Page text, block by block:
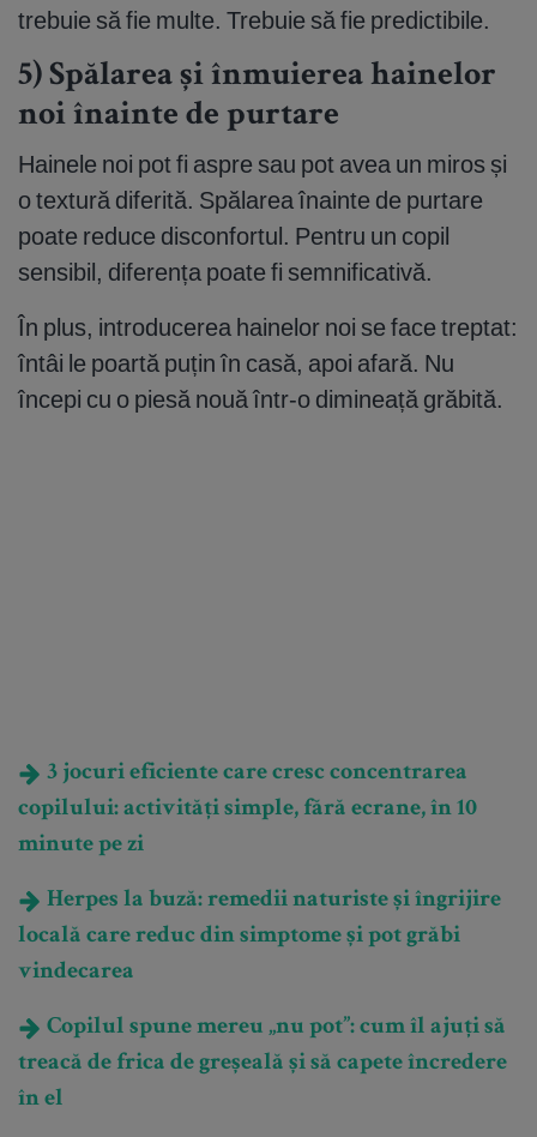
trebuie să fie multe. Trebuie să fie predictibile.
5) Spălarea și înmuierea hainelor
noi înainte de purtare
Hainele noi pot fi aspre sau pot avea un miros și
o textură diferită. Spălarea înainte de purtare
poate reduce disconfortul. Pentru un copil
sensibil, diferența poate fi semnificativă.
În plus, introducerea hainelor noi se face treptat:
întâi le poartă puțin în casă, apoi afară. Nu
începi cu o piesă nouă într-o dimineață grăbită.
3 jocuri eficiente care cresc concentrarea
copilului: activități simple, fără ecrane, în 10
minute pe zi
Herpes la buză: remedii naturiste și îngrijire
locală care reduc din simptome și pot grăbi
vindecarea
Copilul spune mereu „nu pot”: cum îl ajuți să
treacă de frica de greșeală și să capete încredere
în el